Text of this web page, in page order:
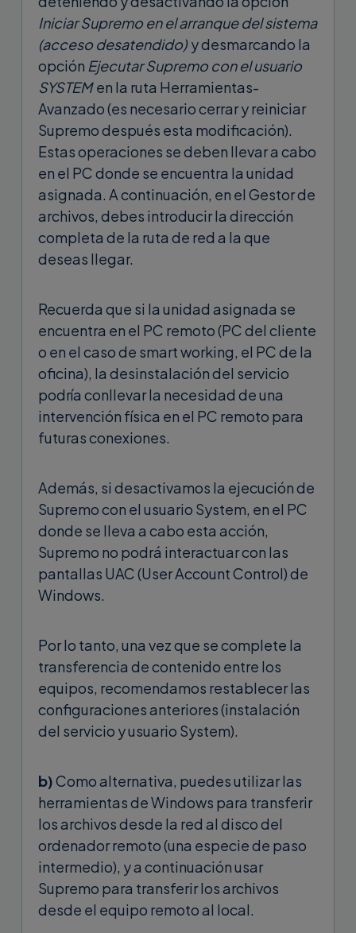
Iniciar Supremo en el arranque del sistema
(acceso desatendido) y desmarcando la
opción Ejecutar Supremo con el usuario
SYSTEMen la ruta Herramientas-
Avanzado (es necesario cerrar y reiniciar
Supremo después esta modificación).
Estas operaciones se deben llevar a cabo
en el PC donde se encuentra la unidad
asignada. A continuación, en el Gestor de
archivos, debes introducir la dirección
completa de la ruta de red a la que
deseas llegar.
Recuerda que si la unidad asignada se
encuentra en el PC remoto (PC del cliente
o en el caso de smart working, el PC de la
oficina), la desinstalación del servicio
podría conllevar la necesidad de una
intervención física en el PC remoto para
futuras conexiones.
Además, si desactivamos la ejecución de
Supremo con el usuario System, en el PC
donde se lleva a cabo esta acción,
Supremo no podrá interactuar con las
pantallas UAC (User Account Control) de
Windows.
Por lo tanto, una vez que se complete la
transferencia de contenido entre los
equipos, recomendamos restablecer las
configuraciones anteriores (instalación
del servicio y usuario System).
b)Como alternativa, puedes utilizar las
herramientas de Windows para transferir
los archivos desde la red al disco del
ordenador remoto (una especie de paso
intermedio), y a continuación usar
Supremo para transferir los archivos
desde el equipo remoto al local.